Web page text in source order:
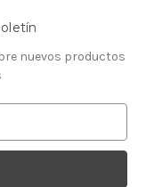
nuevos productos